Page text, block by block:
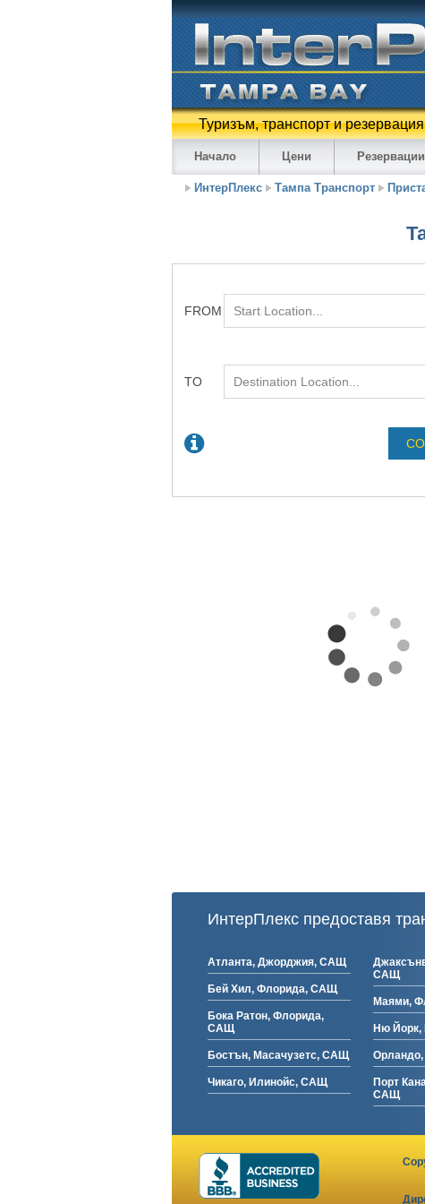
Туризъм, транспорт и
Начало Цени Резервации
ИнтерПлекс Тампа Транспорт
ИнтерПлекс предоставя
Атланта, Джорджия, САЩ
Бей Хил, Флорида, САЩ
Бока Ратон, Флорида,
САЩ
Бостън, Масачузетс, САЩ
Чикаго, Илинойс, САЩ
САЩ
Маями,
Ню
Порт
САЩ